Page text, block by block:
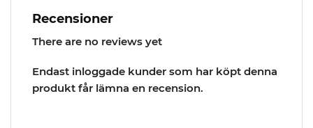
Recensioner
There are no reviews yet
Endast inloggade kunder som har köpt denna
produkt får lämna en recension.